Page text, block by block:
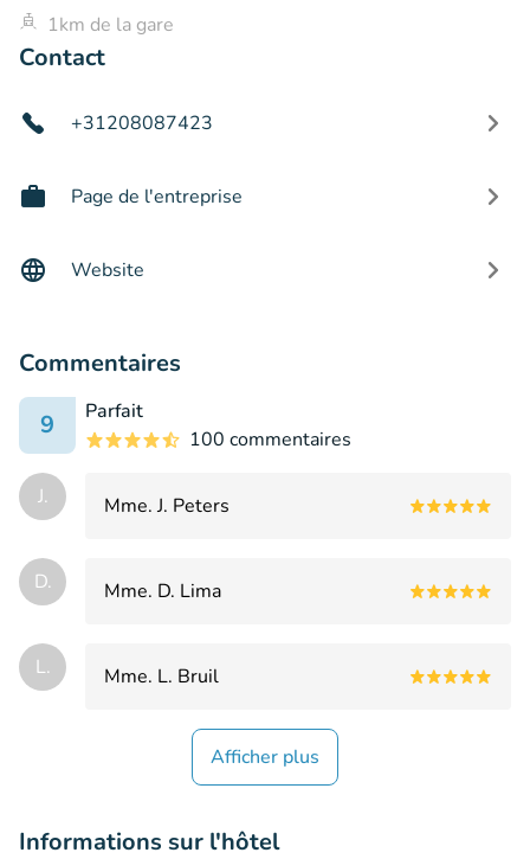
1km de la gare
Contact
+31208087423
Page de l'entreprise
Website
Commentaires
9
Parfait
100 commentaires
J. Mme. J. Peters
D. Mme. D. Lima
L. Mme. L. Bruil
Afficher plus
Informations sur l'hôtel